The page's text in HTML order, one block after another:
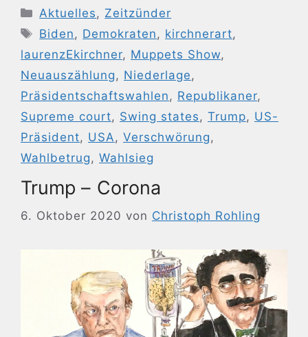
Kategorien
Aktuelles, Zeitzünder
Schlagwörter
Biden, Demokraten, kirchnerart,
laurenzEkirchner, Muppets Show,
Neuauszählung, Niederlage,
Präsidentschaftswahlen, Republikaner,
Supreme court, Swing states, Trump, US-
Präsident, USA, Verschwörung,
Wahlbetrug, Wahlsieg
Trump – Corona
6. Oktober 2020 von Christoph Rohling